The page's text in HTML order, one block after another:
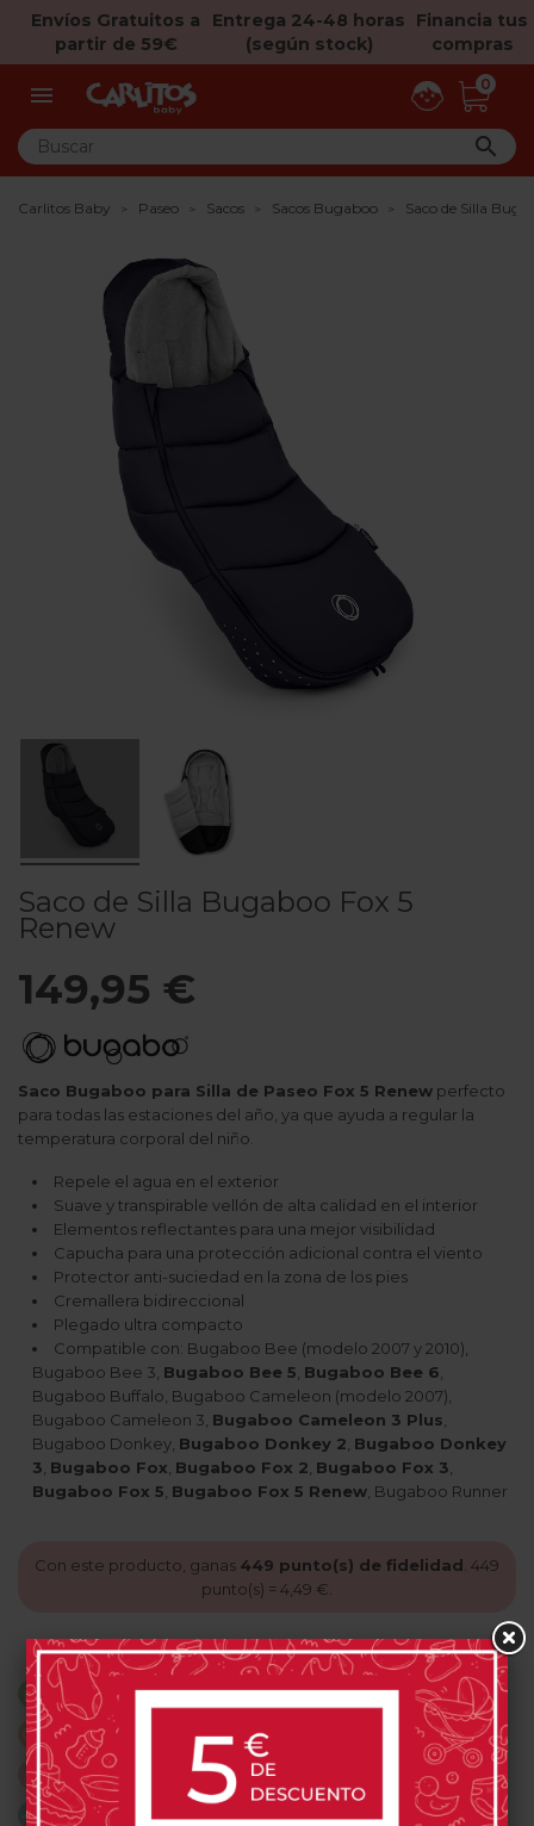
Envíos Gratuitos a
partir de 59€
Entrega 24-48 horas
(según stock)
Financia tus
compras
 0

Carlitos Baby Paseo Sacos Sacos Bugaboo Saco de Silla
Saco de Silla Bugaboo Fox 5
Renew
149,95 €
Saco Bugaboo para Silla de Paseo Fox 5 Renew perfecto
para todas las estaciones del año, ya que ayuda a regular la
temperatura corporal del niño.
Repele el agua en el exterior
Suave y transpirable vellón de alta calidad en el interior
Elementos reflectantes para una mejor visibilidad
Capucha para una protección adicional contra el viento
Protector anti-suciedad en la zona de los pies
Cremallera bidireccional
Plegado ultra compacto
Compatible con: Bugaboo Bee (modelo 2007 y 2010),
Bugaboo Bee 3, Bugaboo Bee 5 Bugaboo Bee 6
Bugaboo Buffalo, Bugaboo Cameleon (modelo 2007),
Bugaboo Cameleon 3, Bugaboo Cameleon 3 Plus
Bugaboo Donkey, Bugaboo Donkey 2 Bugaboo Donkey
3 Bugaboo Fox Bugaboo Fox 2 Bugaboo Fox 3
Bugaboo Fox 5 Bugaboo Fox 5 Renew , Bugaboo Runner
Con este producto, ganas 449 punto(s) de fidelidad 449
punto(s) = 4,49 €
¿Necesitas ayuda? Consúltanos por Whatsapp
Envíos 24-48 horas (según stock)
Disfruta de una compra fácil y segura
Envíos gratis a partir de 59€